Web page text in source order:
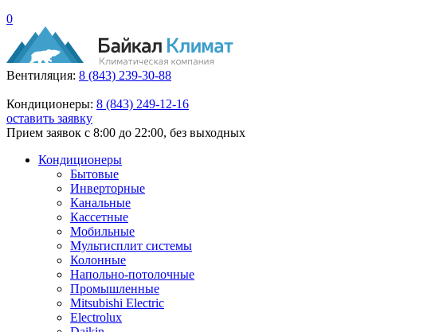
0
Вентиляция: 8 (843) 239-30-88
Кондиционеры: 8 (843) 249-12-16
оставить заявку
Прием заявок с 8:00 до 22:00, без выходных
Кондиционеры
Бытовые
Инверторные
Канальные
Кассетные
Мобильные
Мультисплит системы
Колонные
Напольно-потолочные
Промышленные
Mitsubishi Electric
Electrolux